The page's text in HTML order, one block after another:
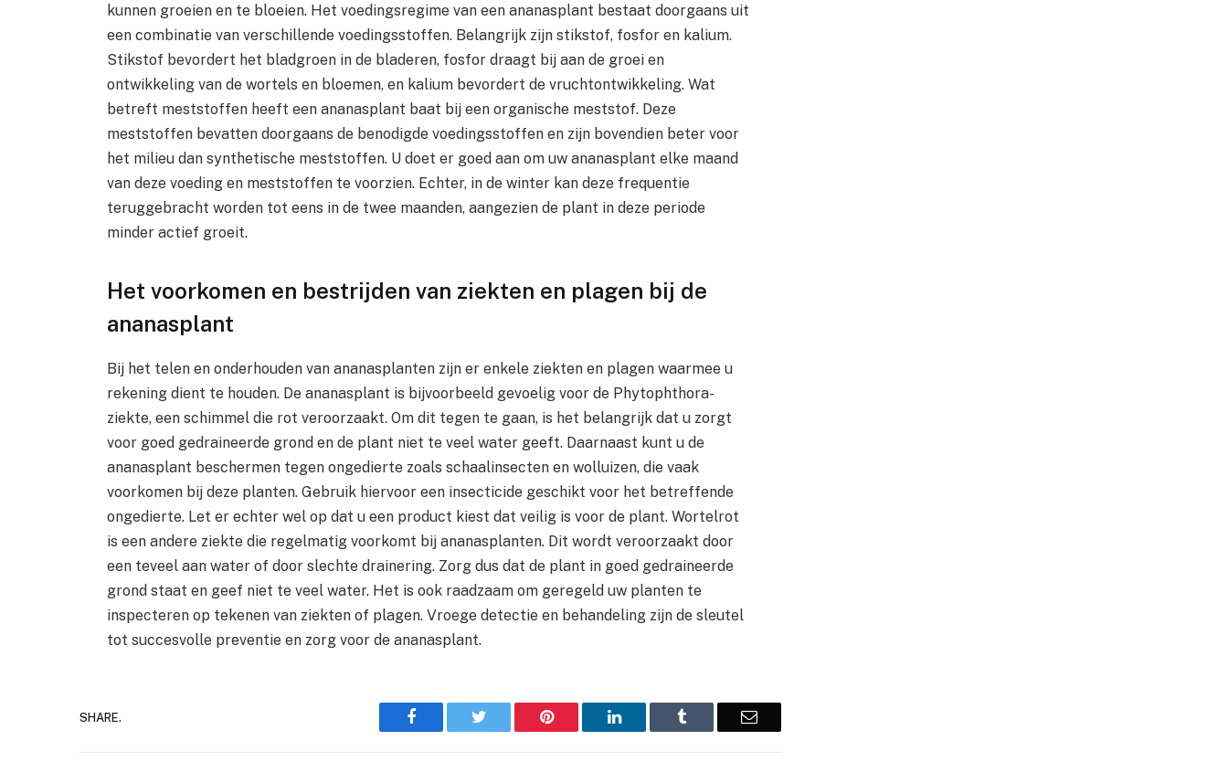
kunnen groeien en te bloeien. Het voedingsregime van een ananasplant bestaat doorgaans uit
een combinatie van verschillende voedingsstoffen. Belangrijk zijn stikstof, fosfor en kalium.
Stikstof bevordert het bladgroen in de bladeren, fosfor draagt bij aan de groei en
ontwikkeling van de wortels en bloemen, en kalium bevordert de vruchtontwikkeling. Wat
betreft meststoffen heeft een ananasplant baat bij een organische meststof. Deze
meststoffen bevatten doorgaans de benodigde voedingsstoffen en zijn bovendien beter voor
het milieu dan synthetische meststoffen. U doet er goed aan om uw ananasplant elke maand
van deze voeding en meststoffen te voorzien. Echter, in de winter kan deze frequentie
teruggebracht worden tot eens in de twee maanden, aangezien de plant in deze periode
minder actief groeit.
Het voorkomen en bestrijden van ziekten en plagen bij de
ananasplant
Bij het telen en onderhouden van ananasplanten zijn er enkele ziekten en plagen waarmee u
rekening dient te houden. De ananasplant is bijvoorbeeld gevoelig voor de Phytophthora-
ziekte, een schimmel die rot veroorzaakt. Om dit tegen te gaan, is het belangrijk dat u zorgt
voor goed gedraineerde grond en de plant niet te veel water geeft. Daarnaast kunt u de
ananasplant beschermen tegen ongedierte zoals schaalinsecten en wolluizen, die vaak
voorkomen bij deze planten. Gebruik hiervoor een insecticide geschikt voor het betreffende
ongedierte. Let er echter wel op dat u een product kiest dat veilig is voor de plant. Wortelrot
is een andere ziekte die regelmatig voorkomt bij ananasplanten. Dit wordt veroorzaakt door
een teveel aan water of door slechte drainering. Zorg dus dat de plant in goed gedraineerde
grond staat en geef niet te veel water. Het is ook raadzaam om geregeld uw planten te
inspecteren op tekenen van ziekten of plagen. Vroege detectie en behandeling zijn de sleutel
tot succesvolle preventie en zorg voor de ananasplant.
SHARE. Facebook Twitter Pinterest LinkedIn Tumblr Email